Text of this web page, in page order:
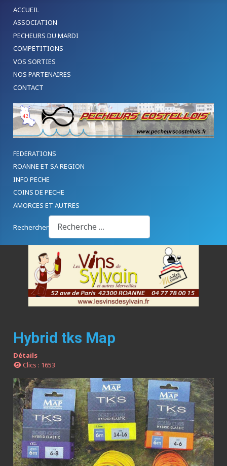
ACCUEIL
ASSOCIATION
PECHEURS DU MARDI
COMPETITIONS
VOS SORTIES
NOS PARTENAIRES
CONTACT
FEDERATIONS
ROANNE ET SA REGION
INFO PECHE
COINS DE PECHE
AMORCES ET AUTRES
Rechercher
Hybrid tks Map
Détails
Clics : 1653